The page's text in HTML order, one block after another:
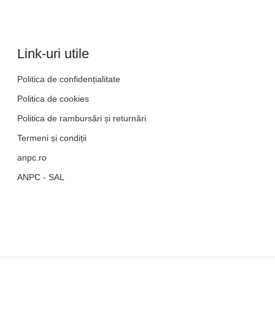
Link-uri utile
Politica de confidențialitate
Politica de cookies
Politica de rambursări și returnări
Termeni și condiții
anpc.ro
ANPC - SAL